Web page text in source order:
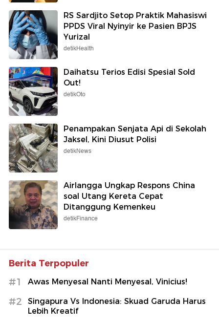
RS Sardjito Setop Praktik Mahasiswi
PPDS Viral Nyinyir ke Pasien BPJS
Yurizal
detikHealth
Daihatsu Terios Edisi Spesial Sold
Out!
detikOto
Penampakan Senjata Api di Sekolah
Jaksel, Kini Diusut Polisi
detikNews
Airlangga Ungkap Respons China
soal Utang Kereta Cepat
Ditanggung Kemenkeu
detikFinance
Berita Terpopuler
#1 Awas Menyesal Nanti Menyesal, Vinicius!
#2
Singapura Vs Indonesia: Skuad Garuda Harus
Lebih Kreatif